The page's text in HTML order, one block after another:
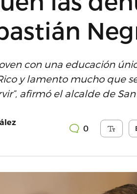
con una educación
y lamento mucho que
afirmó el alcalde de San
0